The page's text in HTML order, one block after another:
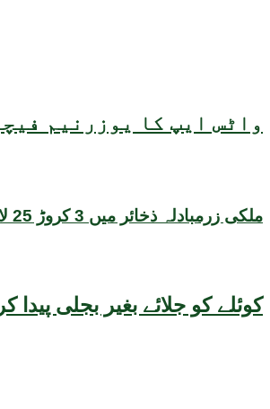
واٹس ایپ کا یوزرنیم
کوئلے کو جلائے بغیر بجلی
ملکی زرمبادلہ ذخائر میں 3 کروڑ 25 لاکھ ڈالر کا اضافہ، مجموعی حجم 22 ارب 47 کروڑ ڈالر تک پہنچ گیا